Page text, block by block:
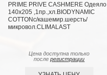
PRIME PRIVE CASHMERE Одеяло
140х205 ,1пр.,хл.BIODYNAMIC
COTTONc/кашемир.шерсть/
микровол.CLIMALAST
Цена доступна только
послерегистрации